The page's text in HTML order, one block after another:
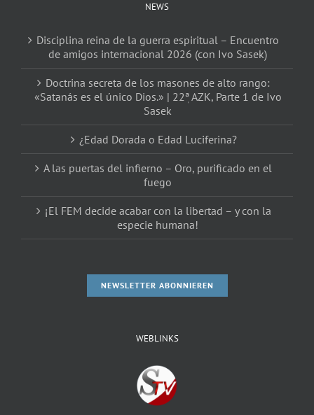
NEWS
Disciplina reina de la guerra espiritual – Encuentro
de amigos internacional 2026 (con Ivo Sasek)
Doctrina secreta de los masones de alto rango:
«Satanás es el único Dios.» | 22ٖª AZK, Parte 1 de Ivo
Sasek
¿Edad Dorada o Edad Luciferina?
A las puertas del infierno – Oro, purificado en el
fuego
¡El FEM decide acabar con la libertad – y con la
especie humana!
NEWSLETTER ABONNIEREN
WEBLINKS